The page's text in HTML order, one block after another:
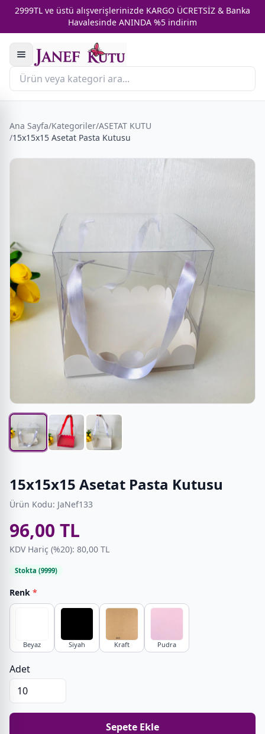
2999TL ve üstü alışverişlerinizde KARGO ÜCRETSİZ & Banka
Havalesinde ANINDA %5 indirim
Ana Sayfa/Kategoriler/ASETAT KUTU
/15x15x15 Asetat Pasta Kutusu
15x15x15 Asetat Pasta Kutusu
Ürün Kodu: JaNef133
96,00 TL
KDV Hariç (%20): 80,00 TL
Stokta (9999)
Renk *
Beyaz Siyah Kraft Pudra
Adet
Sepete Ekle